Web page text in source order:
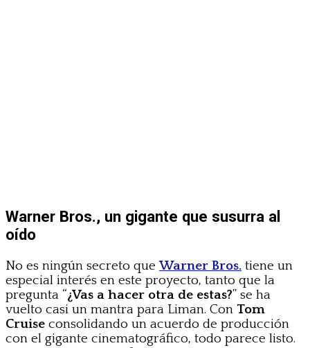
Warner Bros., un gigante que susurra al
oído
No es ningún secreto queWarner Bros. tiene un
especial interés en este proyecto, tanto que la
pregunta “¿Vas a hacer otra de estas?” se ha
vuelto casi un mantra para Liman. Con Tom
Cruise consolidando un acuerdo de producción
con el gigante cinematográfico, todo parece listo.